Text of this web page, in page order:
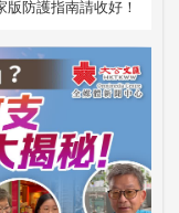
防護指南請收好！